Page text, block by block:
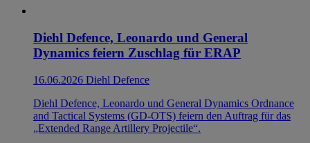
Diehl Defence, Leonardo und General
Dynamics feiern Zuschlag für ERAP
16.06.2026 Diehl Defence
Diehl Defence, Leonardo und General Dynamics Ordnance
and Tactical Systems (GD-OTS) feiern den Auftrag für das
„Extended Range Artillery Projectile“.